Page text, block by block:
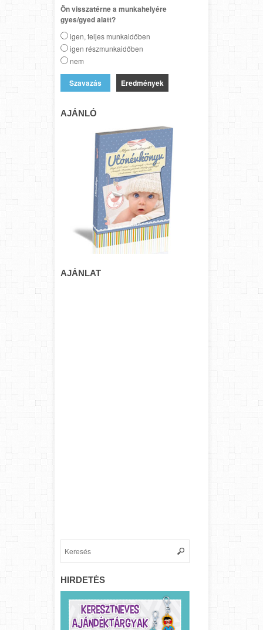
Ön visszatérne a munkahelyére
gyes/gyed alatt?
igen, teljes munkaidőben
igen részmunkaidőben
nem
Eredmények
AJÁNLÓ
AJÁNLAT
HIRDETÉS